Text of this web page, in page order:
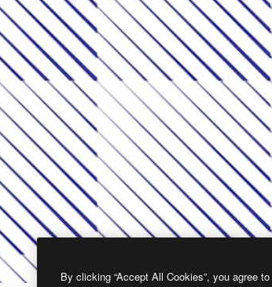
By clicking “Accept All Cookies”, you agree